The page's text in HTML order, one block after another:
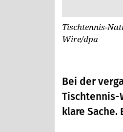
Tischtennis-
Wire/dpa
Bei der
Tischtennis-
klare Sache.